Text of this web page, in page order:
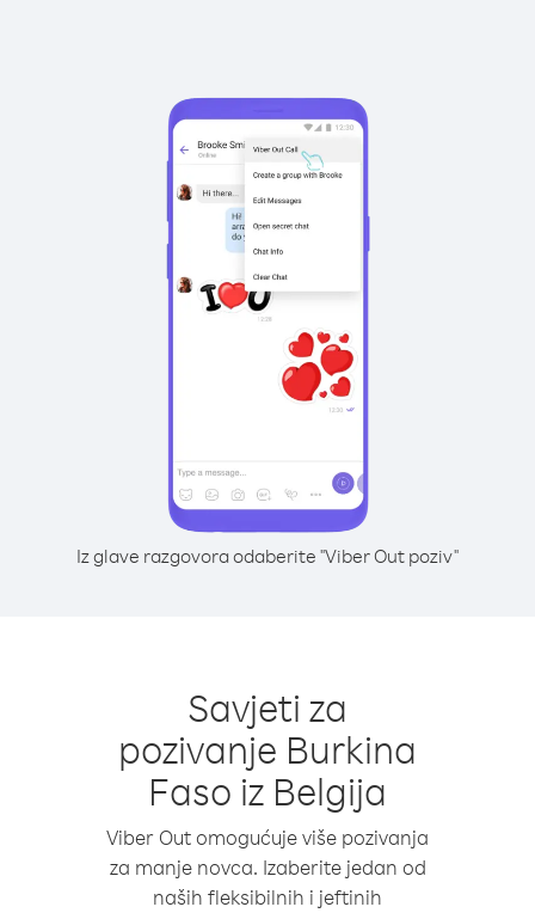
Iz glave razgovora odaberite "Viber Out poziv"
Savjeti za
pozivanje Burkina
Faso iz Belgija
Viber Out omogućuje više pozivanja
za manje novca. Izaberite jedan od
naših fleksibilnih i jeftinih